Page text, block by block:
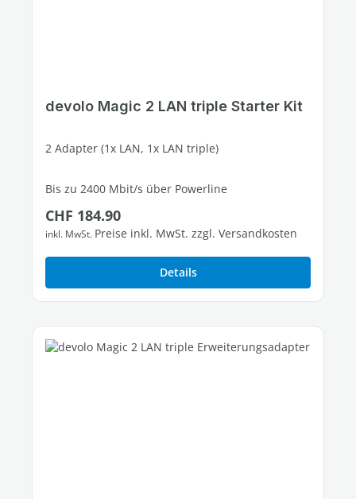
devolo Magic 2 LAN triple Starter Kit
2 Adapter (1x LAN, 1x LAN triple)
Bis zu 2400 Mbit/s über Powerline
3 freie Gigabit-LAN-Ports
Regulärer Preis:
CHF 184.90
inkl. MwSt. Preise inkl. MwSt. zzgl. Versandkosten
Details